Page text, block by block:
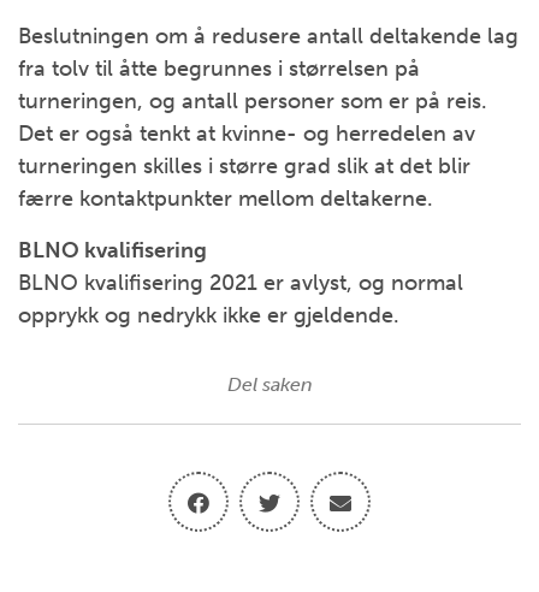
Beslutningen om å redusere antall deltakende lag
fra tolv til åtte begrunnes i størrelsen på
turneringen, og antall personer som er på reis.
Det er også tenkt at kvinne- og herredelen av
turneringen skilles i større grad slik at det blir
færre kontaktpunkter mellom deltakerne.
BLNO kvalifisering
BLNO kvalifisering 2021 er avlyst, og normal
opprykk og nedrykk ikke er gjeldende.
Del saken